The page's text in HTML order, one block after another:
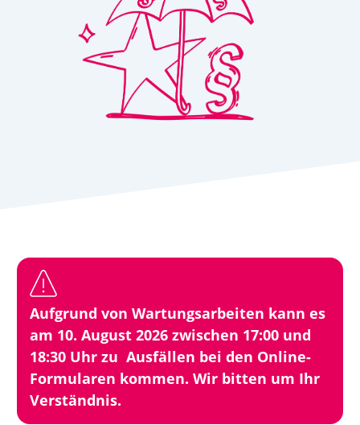
Aufgrund von Wartungsarbeiten kann es
am 10. August 2026 zwischen 17:00 und
18:30 Uhr zu Ausfällen bei den Online-
Formularen kommen. Wir bitten um Ihr
Verständnis.